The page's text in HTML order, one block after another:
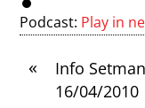
Podcast: Play in
«
Info
16/04/2010